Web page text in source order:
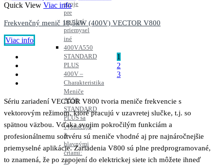
stroje
pre
textilný
priemysel
iné
400VA550
STANDARD
PLUS
400V –
Charakteristika
Meniče
A550
STANDARD
PLUS sa
vyznačujú
3
hlavnými
črtami:
1.
Quick View Viac info
Frekvenčný menič 18,5kW (400V) VECTOR V800
Viac info
1
2
3
Sériu zariadení VECTOR V800 tvoria meniče frekvencie s
vektorovým režimom, ktoré pracujú v uzavretej slučke, t.j. so
spätnou väzbou. Vďaka svojim pokročilým funkciám a
profesionálnemu softvéru sú meniče vhodné aj pre najnáročnejšie
priemyselné aplikácie. Zariadenia V800 sú plne predprogramované,
to znamená, že po zapojení do elektrickej siete ich môžete ihneď